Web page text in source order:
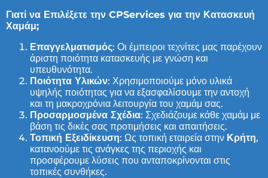
Γιατί να Επιλέξετε την CPServices για την Κατασκευή
Χαμάμ;
Επαγγελματισμός: Οι έμπειροι τεχνίτες μας παρέχουν
άριστη ποιότητα κατασκευής με γνώση και
υπευθυνότητα.
Ποιότητα Υλικών: Χρησιμοποιούμε μόνο υλικά
υψηλής ποιότητας για να εξασφαλίσουμε την αντοχή
και τη μακροχρόνια λειτουργία του χαμάμ σας.
Προσαρμοσμένα Σχέδια: Σχεδιάζουμε κάθε χαμάμ με
βάση τις δικές σας προτιμήσεις και απαιτήσεις.
Τοπική Εξειδίκευση: Ως τοπική εταιρεία στην Κρήτη,
κατανοούμε τις ανάγκες της περιοχής και
προσφέρουμε λύσεις που ανταποκρίνονται στις
τοπικές συνθήκες.